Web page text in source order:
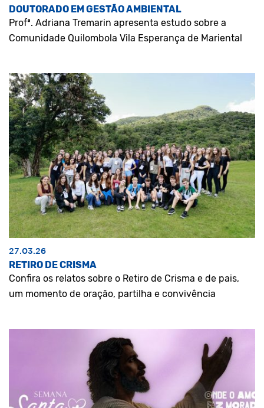
DOUTORADO EM GESTÃO AMBIENTAL
Profª. Adriana Tremarin apresenta estudo sobre a
Comunidade Quilombola Vila Esperança de Mariental
27.03.26
RETIRO DE CRISMA
Confira os relatos sobre o Retiro de Crisma e de pais,
um momento de oração, partilha e convivência